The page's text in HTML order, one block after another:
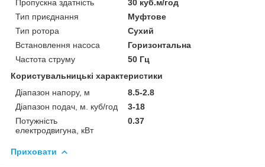
Пропускна здатність
30 куб.м/год
Тип приєднання
Муфтове
Тип ротора
Сухий
Встановлення насоса
Горизонтальна
Частота струму
50 Гц
Користувальницькі характеристики
Діапазон напору, м
8.5-2.8
Діапазон подач, м. куб/год
3-18
Потужність
електродвигуна, кВт
0.37
Приховати